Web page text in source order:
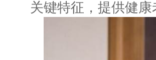
关键特征，提供健